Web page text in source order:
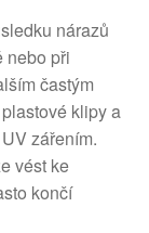
nárazů
nebo při
častým
klipy a
zářením.
vést ke
končí